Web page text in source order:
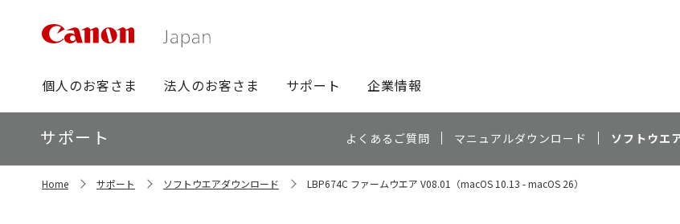
グ
ロ
ー
バ
ビ
個人のお客さま 法人のお客さま サポート 企業情報
ロ
ー
カ
ル
サポート よくあるご質問 マニュアルダウンロード ソフトウエ
Home サポート ソフトウエアダウンロード LBP674C ファームウエア V08.01（macOS 10.13 - macOS 26）